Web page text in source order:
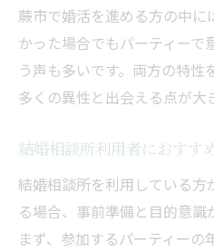
蕨市で婚活を進める方の中
かった場合でもパーティーで
う声も多いです。両方の特性
多くの異性と出会える点が大
結婚相談所利用者におすす
結婚相談所を利用している方
る場合、事前準備と目的意識
まず、参加するパーティーの